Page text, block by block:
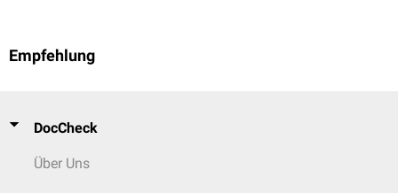
Empfehlung
DocCheck
Über Uns